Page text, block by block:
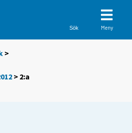
Sök Meny
>
> 2:a